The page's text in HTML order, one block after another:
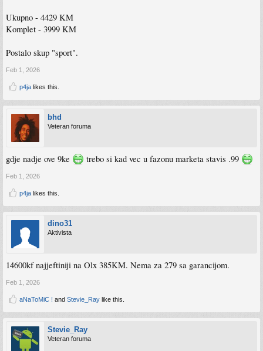
Ukupno - 4429 KM
Komplet - 3999 KM
Postalo skup "sport".
Feb 1, 2026
p4ja likes this.
bhd
Veteran foruma
gdje nadje ove 9ke trebo si kad vec u fazonu marketa stavis .99
Feb 1, 2026
p4ja likes this.
dino31
Aktivista
14600kf najjeftiniji na Olx 385KM. Nema za 279 sa garancijom.
Feb 1, 2026
aNaToMiC ! and Stevie_Ray like this.
Stevie_Ray
Veteran foruma